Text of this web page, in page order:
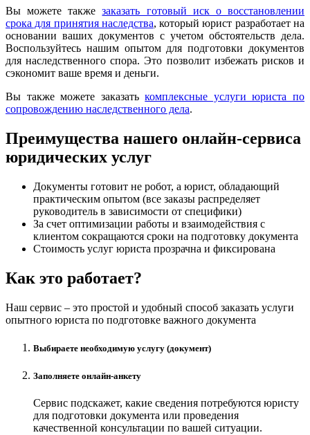
Вы можете такжезаказать готовый иск о восстановлении
срока для принятия наследства, который юрист разработает на
основании ваших документов с учетом обстоятельств дела.
Воспользуйтесь нашим опытом для подготовки документов
для наследственного спора. Это позволит избежать рисков и
сэкономит ваше время и деньги.
Вы также можете заказатькомплексные услуги юриста по
сопровождению наследственного дела.
Преимущества нашего онлайн-сервиса
юридических услуг
Документы готовит не робот, а юрист, обладающий
практическим опытом (все заказы распределяет
руководитель в зависимости от специфики)
За счет оптимизации работы и взаимодействия с
клиентом сокращаются сроки на подготовку документа
Стоимость услуг юриста прозрачна и фиксирована
Как это работает?
Наш сервис – это простой и удобный способ заказать услуги
опытного юриста по подготовке важного документа
Выбираете необходимую услугу (документ)
Заполняете онлайн-анкету
Сервис подскажет, какие сведения потребуются юристу
для подготовки документа или проведения
качественной консультации по вашей ситуации.